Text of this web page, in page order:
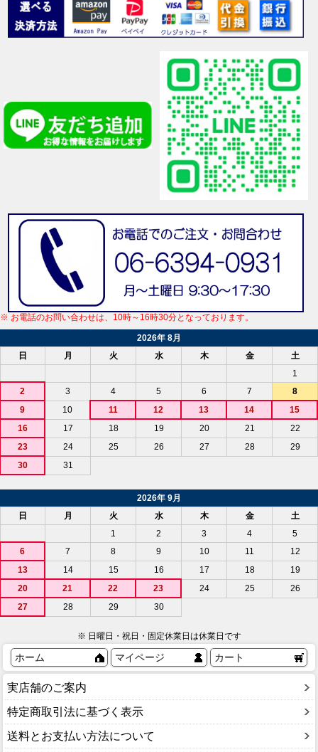
※ お電話のお問い合わせは、10時～16時30分となっております。
2026年 8月
日
月 火 水 木 金
土
1
2
3 4 5 6 7
8
9
10 11 12 13 14
15
16
17 18 19 20 21
22
23
24 25 26 27 28
29
30
31
2026年 9月
日
月 火 水 木 金
土
1
2 3 4
5
6
7 8 9 10 11
12
13
14 15 16 17 18
19
20
21 22 23 24 25
26
27
28 29 30
※ 日曜日・祝日・固定休業日は休業日です
ホーム マイページ カート
実店舗のご案内
特定商取引法に基づく表示
送料とお支払い方法について